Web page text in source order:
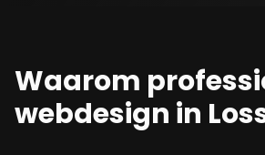
Waarom
webdesign in